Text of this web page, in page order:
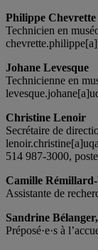
Philippe Chevrette
Technicien en
Johane Levesque
Technicienne en
Christine Lenoir
Secrétaire de
514 987-3000,
Camille
Assistante de
Sandrine
Préposé·e·s à